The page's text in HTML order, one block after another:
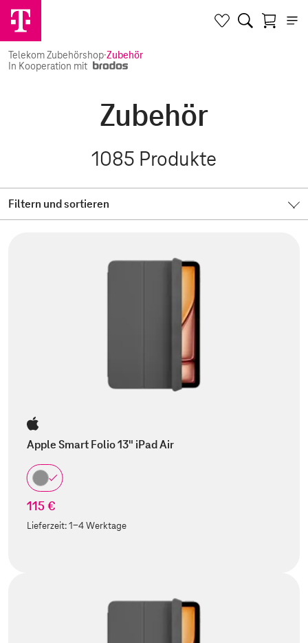
Telekom Zubehörshop·Zubehör
In Kooperation mit
Zubehör
1085 Produkte
Filtern und sortieren
Apple Smart Folio 13" iPad Air
115 €
Lieferzeit:1-4 Werktage